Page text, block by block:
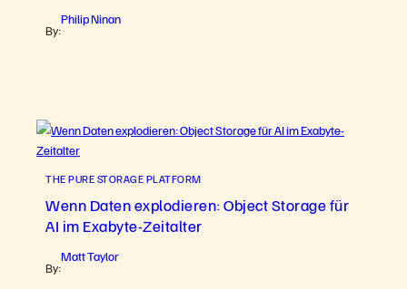
By:
Philip Ninan
THE PURE STORAGE PLATFORM
Wenn Daten explodieren: Object Storage für
AI im Exabyte-Zeitalter
By:
Matt Taylor